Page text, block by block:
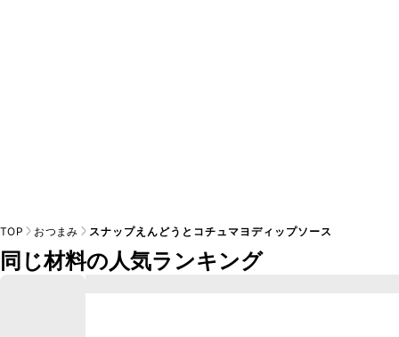
TOP おつまみ スナップえんどうとコチュマヨディップソース
同じ材料の人気ランキング